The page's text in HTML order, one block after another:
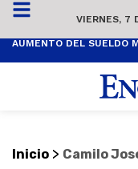
VIERNES, 7
Inicio > Camilo